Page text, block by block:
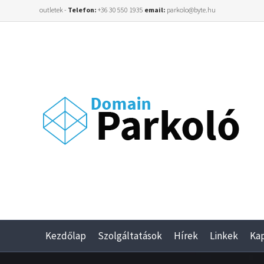
outletek - Telefon: +36 30 550 1935 email: parkolo@byte.hu
Kezdőlap Szolgáltatások Hírek Linkek